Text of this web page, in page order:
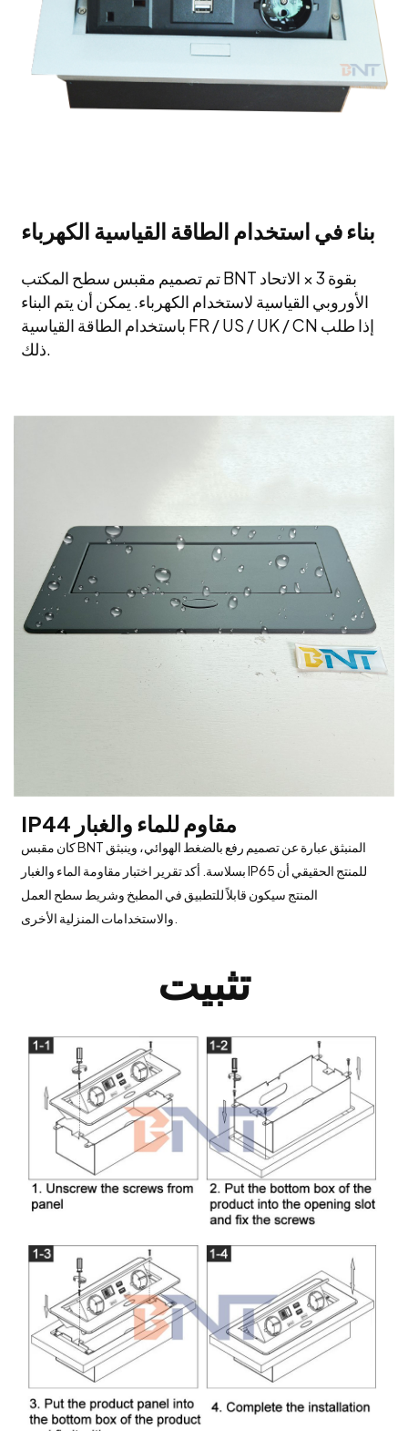
بناء في استخدام الطاقة القياسية الكهرباء
تم تصميم مقبس سطح المكتب BNT بقوة 3 × الاتحاد
الأوروبي القياسية لاستخدام الكهرباء. يمكن أن يتم البناء
باستخدام الطاقة القياسية FR / US / UK / CN إذا طلب
ذلك.
IP44 مقاوم للماء والغبار
كان مقبس BNT المنبثق عبارة عن تصميم رفع بالضغط الهوائي، وينبثق
بسلاسة. أكد تقرير اختبار مقاومة الماء والغبار IP65 للمنتج الحقيقي أن
المنتج سيكون قابلاً للتطبيق في المطبخ وشريط سطح العمل
تثبيت